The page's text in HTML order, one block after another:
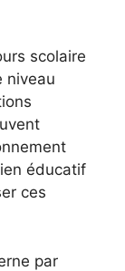
scolaire
niveau
éducatif
ces
par